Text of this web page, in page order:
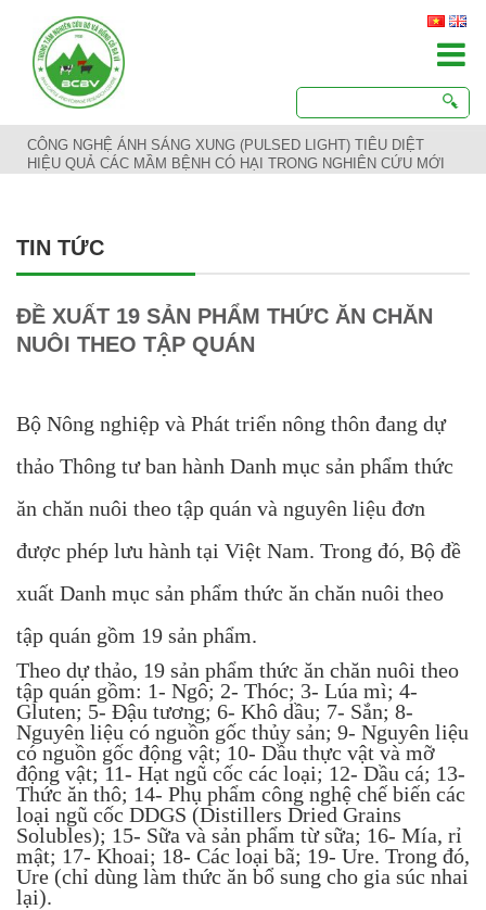
CÔNG NGHỆ ÁNH SÁNG XUNG (PULSED LIGHT) TIÊU DIỆT
HIỆU QUẢ CÁC MẦM BỆNH CÓ HẠI TRONG NGHIÊN CỨU MỚI
TIN TỨC
ĐỀ XUẤT 19 SẢN PHẨM THỨC ĂN CHĂN
NUÔI THEO TẬP QUÁN
Bộ Nông nghiệp và Phát triển nông thôn đang dự
thảo Thông tư ban hành Danh mục sản phẩm thức
ăn chăn nuôi theo tập quán và nguyên liệu đơn
được phép lưu hành tại Việt Nam. Trong đó, Bộ đề
xuất Danh mục sản phẩm thức ăn chăn nuôi theo
tập quán gồm 19 sản phẩm.
Theo dự thảo, 19 sản phẩm thức ăn chăn nuôi theo
tập quán gồm: 1- Ngô; 2- Thóc; 3- Lúa mì; 4-
Gluten; 5- Đậu tương; 6- Khô dầu; 7- Sắn; 8-
Nguyên liệu có nguồn gốc thủy sản; 9- Nguyên liệu
có nguồn gốc động vật; 10- Dầu thực vật và mỡ
động vật; 11- Hạt ngũ cốc các loại; 12- Dầu cá; 13-
Thức ăn thô; 14- Phụ phẩm công nghệ chế biến các
loại ngũ cốc DDGS (Distillers Dried Grains
Solubles); 15- Sữa và sản phẩm từ sữa; 16- Mía, rỉ
mật; 17- Khoai; 18- Các loại bã; 19- Ure. Trong đó,
Ure (chỉ dùng làm thức ăn bổ sung cho gia súc nhai
lại).